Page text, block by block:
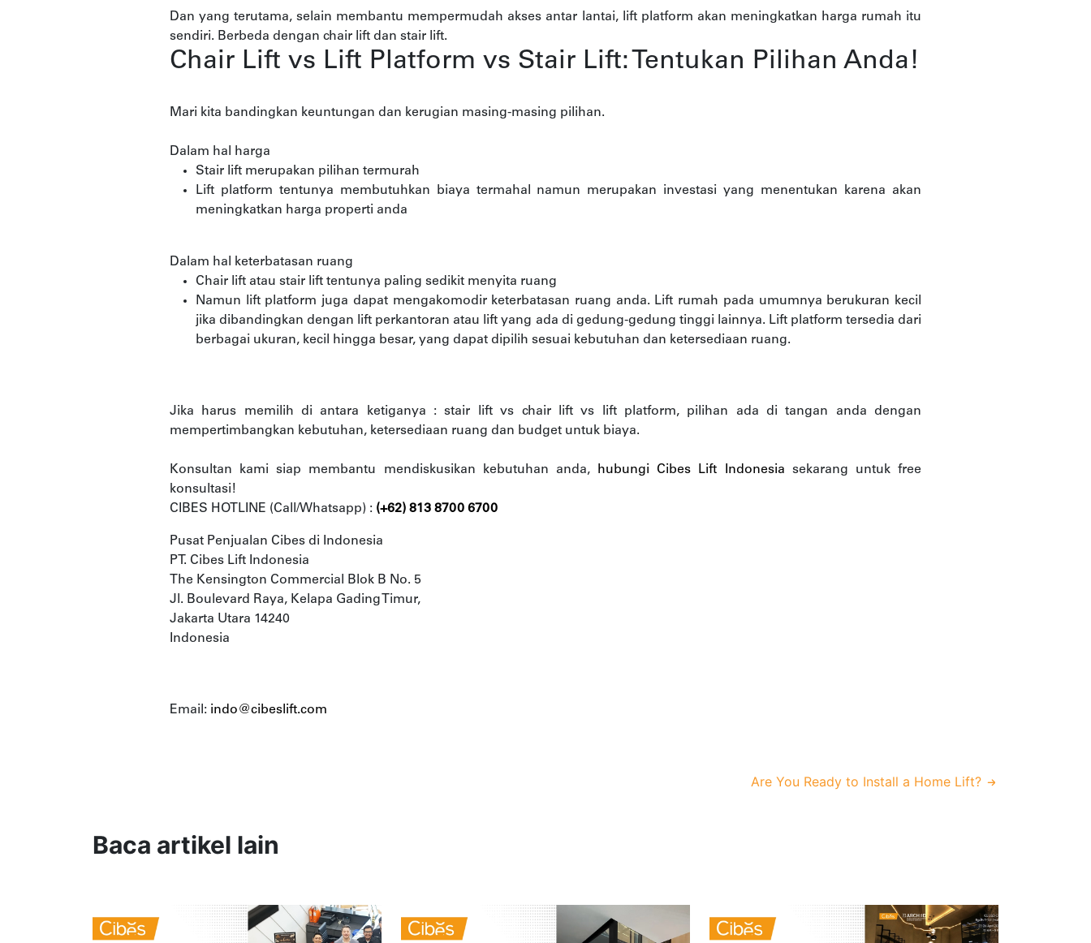
Dan yang terutama, selain membantu mempermudah akses antar lantai, lift platform akan meningkatkan harga rumah itu
sendiri. Berbeda dengan chair lift dan stair lift.
Chair Lift vs Lift Platform vs Stair Lift: Tentukan Pilihan Anda!
Mari kita bandingkan keuntungan dan kerugian masing-masing pilihan.
Dalam hal harga
Stair lift merupakan pilihan termurah
Lift platform tentunya membutuhkan biaya termahal namun merupakan investasi yang menentukan karena akan
meningkatkan harga properti anda
Dalam hal keterbatasan ruang
Chair lift atau stair lift tentunya paling sedikit menyita ruang
Namun lift platform juga dapat mengakomodir keterbatasan ruang anda. Lift rumah pada umumnya berukuran kecil
jika dibandingkan dengan lift perkantoran atau lift yang ada di gedung-gedung tinggi lainnya. Lift platform tersedia dari
berbagai ukuran, kecil hingga besar, yang dapat dipilih sesuai kebutuhan dan ketersediaan ruang.
Jika harus memilih di antara ketiganya : stair lift vs chair lift vs lift platform, pilihan ada di tangan anda dengan
mempertimbangkan kebutuhan, ketersediaan ruang dan budget untuk biaya.
Konsultan kami siap membantu mendiskusikan kebutuhan anda, hubungi Cibes Lift Indonesia sekarang untuk free
konsultasi!
CIBES HOTLINE (Call/Whatsapp) : (+62) 813 8700 6700
Pusat Penjualan Cibes di Indonesia
PT. Cibes Lift Indonesia
The Kensington Commercial Blok B No. 5
Jl. Boulevard Raya, Kelapa Gading Timur,
Jakarta Utara 14240
Indonesia
Email: indo@cibeslift.com
Are You Ready to Install a Home Lift?
Baca artikel lain